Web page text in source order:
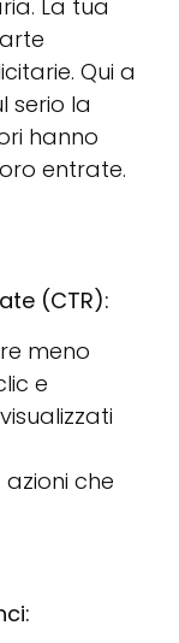
La tua
Qui a
serio la
hanno
entrate.
(CTR):
meno
e
che